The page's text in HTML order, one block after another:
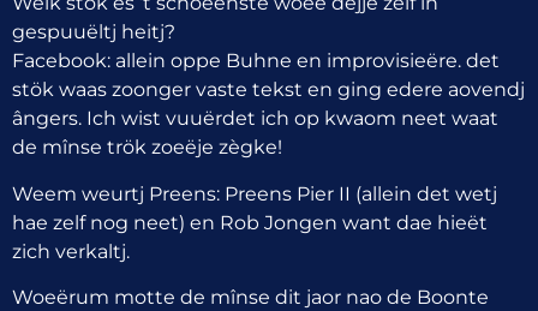
gespuuëltj heitj?
Facebook: allein oppe Buhne en improvisieëre. det
stök waas zoonger vaste tekst en ging edere aovendj
ângers. Ich wist vuuërdet ich op kwaom neet waat
de mînse trök zoeëje zègke!
Weem weurtj Preens: Preens Pier II (allein det wetj
hae zelf nog neet) en Rob Jongen want dae hieët
zich verkaltj.
Woeërum motte de mînse dit jaor nao de Boonte